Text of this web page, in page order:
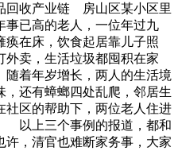
回收产业链 房山区某小区里
事已高的老人，一位年过九
痪在床，饮食起居靠儿子照
外卖，生活垃圾都囤积在家
随着年岁增长，两人的生活境
还有蟑螂四处乱爬，邻居生
社区的帮助下，两位老人住进
以上三个事例的报道，都和
，清官也难断家务事，大家